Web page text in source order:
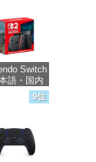
Switch
語・国内
9位